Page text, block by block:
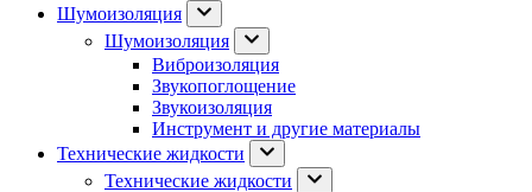
Шумоизоляция
Шумоизоляция
Виброизоляция
Звукопоглощение
Звукоизоляция
Инструмент и другие материалы
Технические жидкости
Технические жидкости